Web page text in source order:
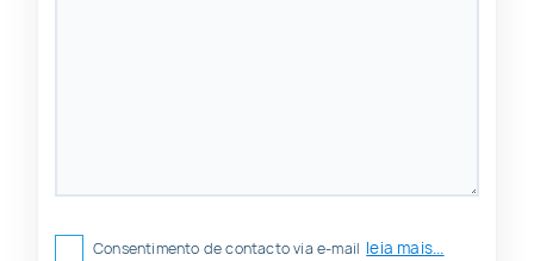
Consentimento de contacto via e-mail leia mais...